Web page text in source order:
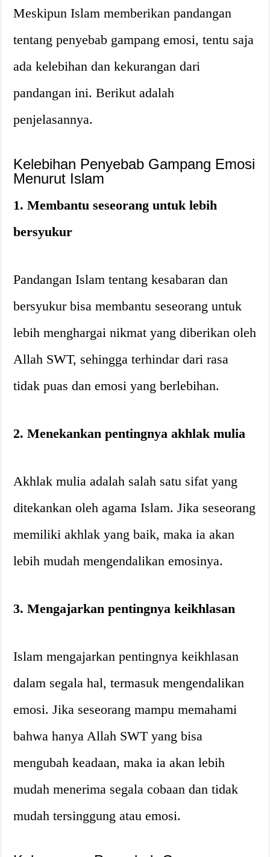
Meskipun Islam memberikan pandangan
tentang penyebab gampang emosi, tentu saja
ada kelebihan dan kekurangan dari
pandangan ini. Berikut adalah
penjelasannya.
Kelebihan Penyebab Gampang Emosi
Menurut Islam
1. Membantu seseorang untuk lebih
bersyukur
Pandangan Islam tentang kesabaran dan
bersyukur bisa membantu seseorang untuk
lebih menghargai nikmat yang diberikan oleh
Allah SWT, sehingga terhindar dari rasa
tidak puas dan emosi yang berlebihan.
2. Menekankan pentingnya akhlak mulia
Akhlak mulia adalah salah satu sifat yang
ditekankan oleh agama Islam. Jika seseorang
memiliki akhlak yang baik, maka ia akan
lebih mudah mengendalikan emosinya.
3. Mengajarkan pentingnya keikhlasan
Islam mengajarkan pentingnya keikhlasan
dalam segala hal, termasuk mengendalikan
emosi. Jika seseorang mampu memahami
bahwa hanya Allah SWT yang bisa
mengubah keadaan, maka ia akan lebih
mudah menerima segala cobaan dan tidak
mudah tersinggung atau emosi.